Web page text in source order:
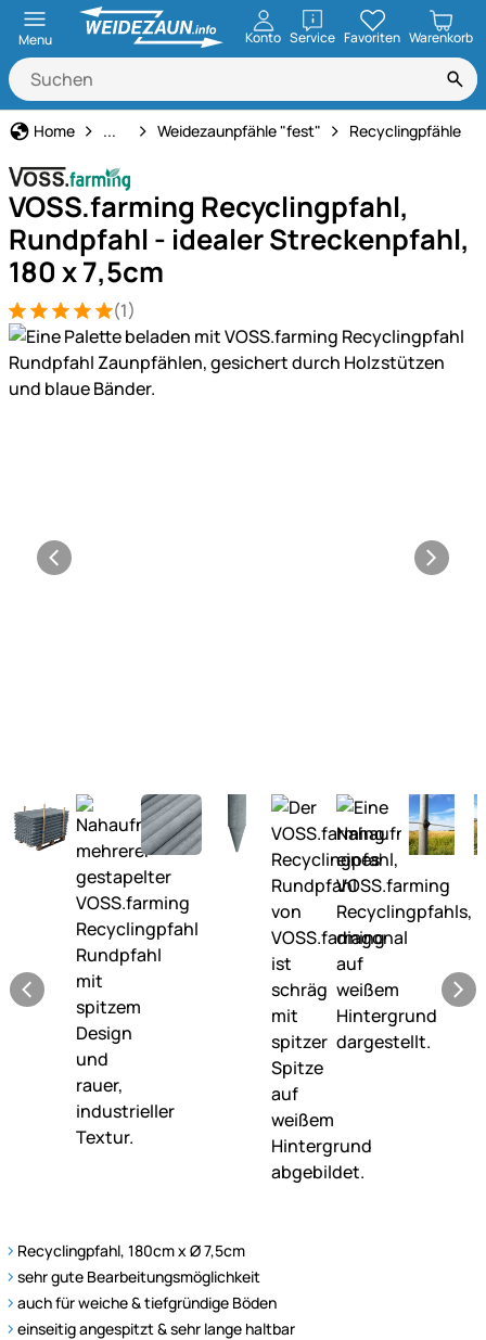
Menu Konto ServiceöffnenFavoriten Warenkorb
Home Weidezaun
... Weidezaunpfähle "fest" Recyclingpfähle
VOSS.farming Recyclingpfahl,
Rundpfahl - idealer Streckenpfahl,
180 x 7,5cm
Bewertung: 5 von 5 (1 Bewertungen)
1 Bewertung (1)
Produktgalerie
Recyclingpfahl, 180cm x Ø 7,5cm
sehr gute Bearbeitungsmöglichkeit
auch für weiche & tiefgründige Böden
einseitig angespitzt & sehr lange haltbar